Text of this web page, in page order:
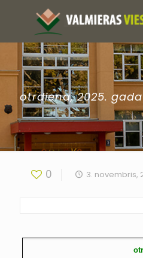
otrdiena, 2025.
0 3. novembris,